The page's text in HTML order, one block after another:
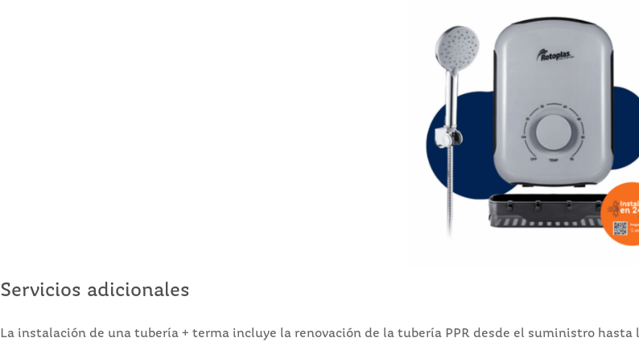
Servicios adicionales
La instalación de una tubería + terma incluye la renovación de la tubería PPR desde el suministro hasta